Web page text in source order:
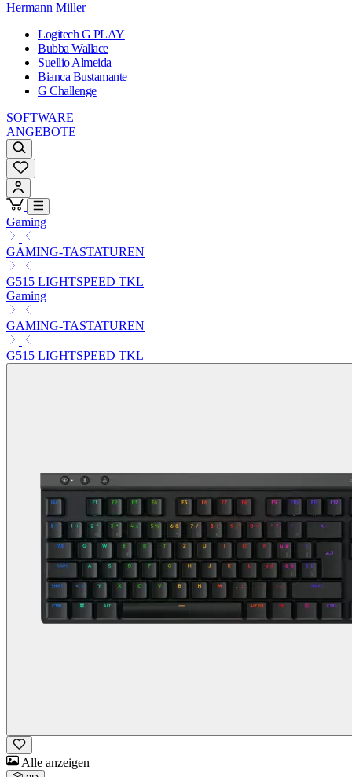
Hermann Miller
Logitech G PLAY
Bubba Wallace
Suellio Almeida
Bianca Bustamante
G Challenge
SOFTWARE
ANGEBOTE
Gaming
GAMING-TASTATUREN
G515 LIGHTSPEED TKL
Gaming
GAMING-TASTATUREN
G515 LIGHTSPEED TKL
Alle anzeigen